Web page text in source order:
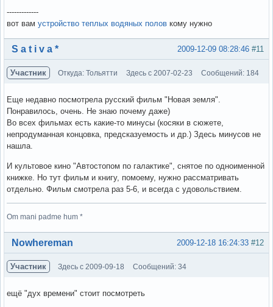
-------------
вот вам устройство теплых водяных полов кому нужно
Вне форума #11
2009-12-09 08:28:46
S a t i v a *
Участник Откуда: Тольятти Здесь с 2007-02-23 Сообщений: 184
Еще недавно посмотрела русский фильм "Новая земля".
Понравилось, очень. Не знаю почему даже)
Во всех фильмах есть какие-то минусы (косяки в сюжете,
непродуманная концовка, предсказуемость и др.) Здесь минусов не
нашла.
И культовое кино "Автостопом по галактике", снятое по одноименной
книжке. Но тут фильм и книгу, помоему, нужно рассматривать
отдельно. Фильм смотрела раз 5-6, и всегда с удовольствием.
Om mani padme hum *
Вне форума #12
2009-12-18 16:24:33
Nowhereman
Участник Здесь с 2009-09-18 Сообщений: 34
ещё "дух времени" стоит посмотреть